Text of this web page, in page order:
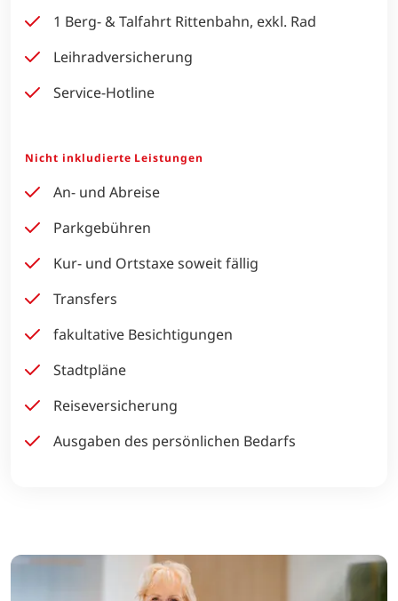
1 Berg- & Talfahrt Rittenbahn, exkl. Rad
Leihradversicherung
Service-Hotline
Nicht inkludierte Leistungen
An- und Abreise
Parkgebühren
Kur- und Ortstaxe soweit fällig
Transfers
fakultative Besichtigungen
Stadtpläne
Reiseversicherung
Ausgaben des persönlichen Bedarfs